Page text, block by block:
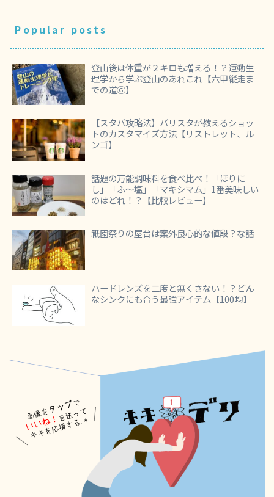
Popular posts
登山後は体重が２キロも増える！？運動生
理学から学ぶ登山のあれこれ【六甲縦走ま
での道⑥】
【スタバ攻略法】バリスタが教えるショッ
トのカスタマイズ方法【リストレット、ル
ンゴ】
話題の万能調味料を食べ比べ！「ほりに
し」「ふ～塩」「マキシマム」1番美味しい
のはどれ！？【比較レビュー】
祇園祭りの屋台は案外良心的な値段？な話
ハードレンズを二度と無くさない！？どん
なシンクにも合う最強アイテム【100均】